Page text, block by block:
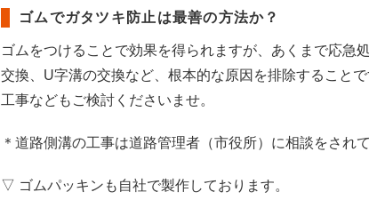
ゴムでガタツキ防止は最善の方法か？
ゴムをつけることで効果を得られますが、あくまで応急
交換、U字溝の交換など、根本的な原因を排除すること
工事などもご検討くださいませ。
＊道路側溝の工事は道路管理者（市役所）に相談をされ
▽ ゴムパッキンも自社で製作しております。